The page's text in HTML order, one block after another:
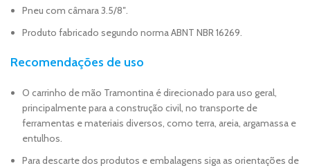
Pneu com câmara 3.5/8″.
Produto fabricado segundo norma ABNT NBR 16269.
Recomendações de uso
O carrinho de mão Tramontina é direcionado para uso geral,
principalmente para a construção civil, no transporte de
ferramentas e materiais diversos, como terra, areia, argamassa e
entulhos.
Para descarte dos produtos e embalagens siga as orientações de